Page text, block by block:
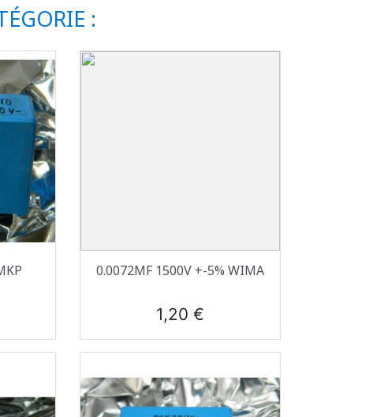
:
Aperçu rapide
0.0072ΜF 1500V +-5% WIMA
Prix
1,20 €